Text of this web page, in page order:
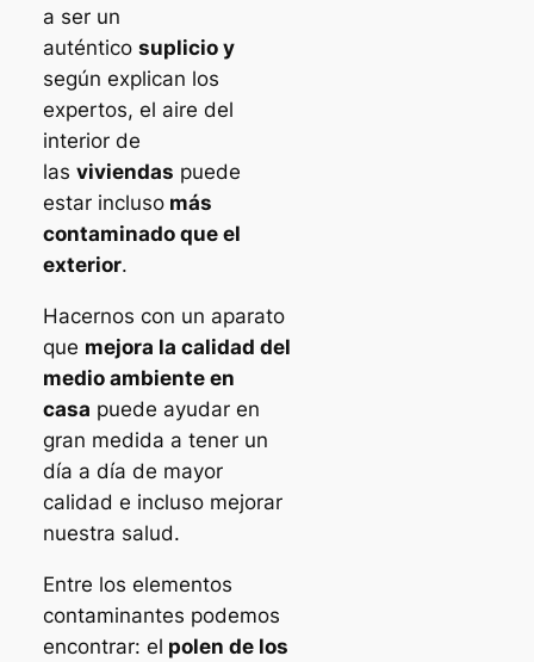
a ser un
auténtico suplicio y
según explican los
expertos, el aire del
interior de
las viviendas puede
estar inclusomás
contaminado que el
exterior.
Hacernos con un aparato
que mejora la calidad del
medio ambiente en
casa puede ayudar en
gran medida a tener un
día a día de mayor
calidad e incluso mejorar
nuestra salud.
Entre los elementos
contaminantes podemos
encontrar: el polen de los